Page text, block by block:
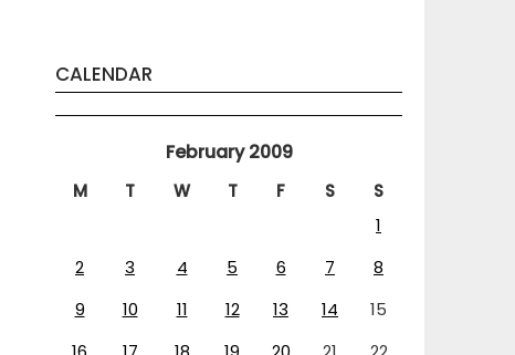
CALENDAR
February 2009
M T W T F S
S
1
2
3 4 5 6 7
8
9
10 11 12 13 14
15